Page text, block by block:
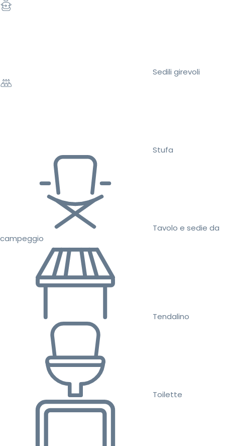
Sedili girevoli
Stufa
Tavolo e sedie da
campeggio
Tendalino
Toilette